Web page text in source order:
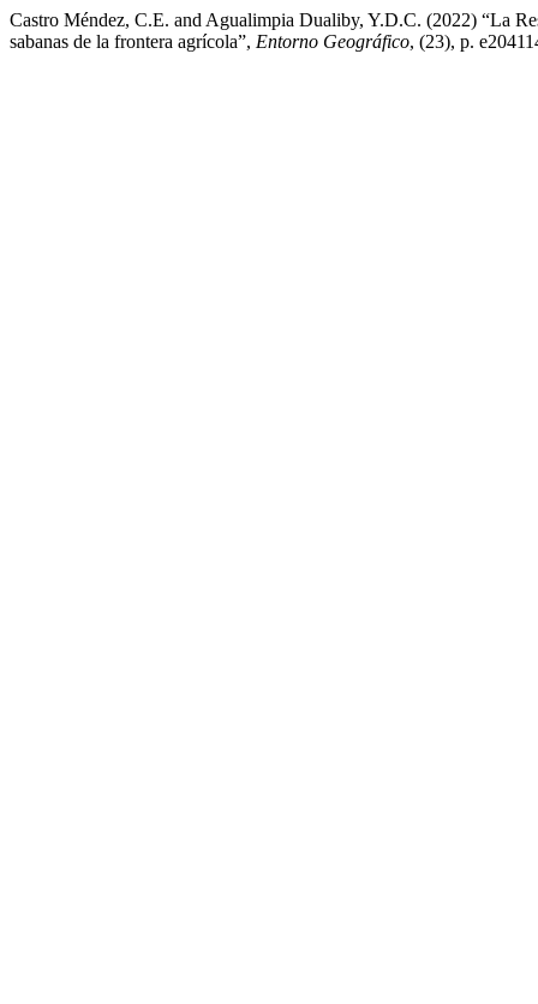
Castro Méndez, C.E. and Agualimpia Dualiby, Y.D.C. (2022) “La
sabanas de la frontera agrícola”, Entorno Geográfico, (23), p.